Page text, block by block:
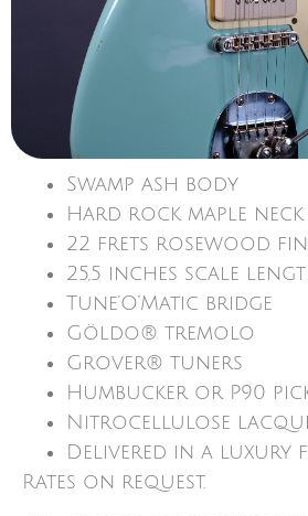
Swamp ash body
Hard rock maple neck
22 frets rosewood
25,5 inches scale
Tune’O’Matic bridge
Göldo® tremolo
Grover® tuners
Humbucker or P90
Nitrocellulose
Delivered in a luxury
Rates on request.